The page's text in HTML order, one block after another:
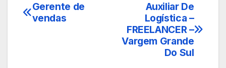
Navegação
Auxiliar De
Logística –
FREELANCER –
Vargem Grande
Do Sul
Gerente de
vendas